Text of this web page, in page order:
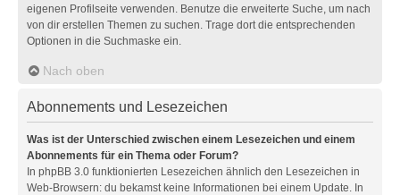
eigenen Profilseite verwenden. Benutze die erweiterte Suche, um nach
von dir erstellen Themen zu suchen. Trage dort die entsprechenden
Optionen in die Suchmaske ein.
Nach oben
Abonnements und Lesezeichen
Was ist der Unterschied zwischen einem Lesezeichen und einem
Abonnements für ein Thema oder Forum?
In phpBB 3.0 funktionierten Lesezeichen ähnlich den Lesezeichen in
Web-Browsern: du bekamst keine Informationen bei einem Update. In